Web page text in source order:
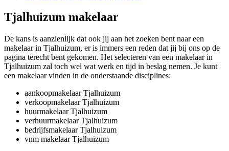
Tjalhuizum makelaar
De kans is aanzienlijk dat ook jij aan het zoeken bent naar een
makelaar in Tjalhuizum, er is immers een reden dat jij bij ons op de
pagina terecht bent gekomen. Het selecteren van een makelaar in
Tjalhuizum zal toch wel wat werk en tijd in beslag nemen. Je kunt
een makelaar vinden in de onderstaande disciplines:
aankoopmakelaar Tjalhuizum
verkoopmakelaar Tjalhuizum
huurmakelaar Tjalhuizum
verhuurmakelaar Tjalhuizum
bedrijfsmakelaar Tjalhuizum
vnm makelaar Tjalhuizum